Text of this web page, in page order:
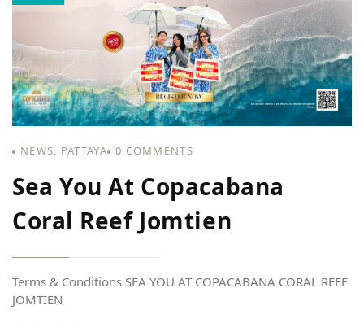
NEWS, PATTAYA 0 COMMENTS
Sea You At Copacabana
Coral Reef Jomtien
Terms & Conditions SEA YOU AT COPACABANA CORAL REEF
JOMTIEN